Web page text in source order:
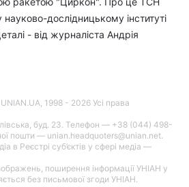
дослідницькому інституті
- від журналіста Андрія
1998 - 2026 Усі права
буд. 23. Телефон — +38 (044) 498-
пошти — unian.headquoters@unian.net.
в Реєстрі суб’єктів у сфері медіа —
поширення інформації УНІАН у
без письмової згоди УНІАН.